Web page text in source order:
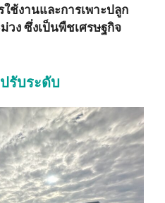
ช้งานและการเพาะปลูก
วง ซึ่งเป็นพืชเศรษฐกิจ
รับระดับ